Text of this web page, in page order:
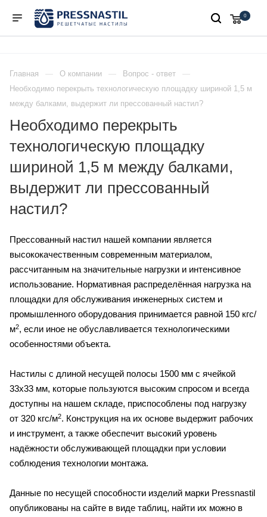
0
Главная О компании
Вопрос - ответ
Необходимо перекрыть технологическую площадку шириной 1,5 м
между балками, выдержит ли прессованный настил?
Необходимо перекрыть
технологическую площадку
шириной 1,5 м между балками,
выдержит ли прессованный
настил?
Прессованный настил нашей компании является
высококачественным современным материалом,
рассчитанным на значительные нагрузки и интенсивное
использование. Нормативная распределённая нагрузка на
площадки для обслуживания инженерных систем и
промышленного оборудования принимается равной 150 кгс/
м2, если иное не обуславливается технологическими
особенностями объекта.
Настилы с длиной несущей полосы 1500 мм с ячейкой
33х33 мм, которые пользуются высоким спросом и всегда
доступны на нашем складе, приспособлены под нагрузку
от 320 кгс/м2. Конструкция на их основе выдержит рабочих
и инструмент, а также обеспечит высокий уровень
надёжности обслуживающей площадки при условии
соблюдения технологии монтажа.
Данные по несущей способности изделий марки Pressnastil
опубликованы на сайте в виде таблиц, найти их можно в